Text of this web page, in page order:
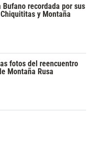
Bufano recordada por sus
y Montaña
fotos del reencuentro
Montaña Rusa